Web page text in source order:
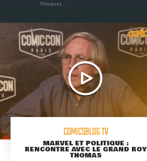
filmiques ...
COMICSBLOG TV
MARVEL ET POLITIQUE :
RENCONTRE AVEC LE GRAND ROY
THOMAS